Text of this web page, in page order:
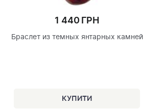
1 440 ГРН
Браслет из темных янтарных камней